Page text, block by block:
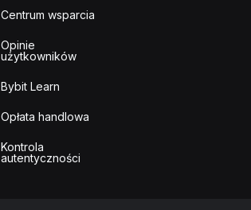
Centrum wsparcia
Opinie
użytkowników
Bybit Learn
Opłata handlowa
Kontrola
autentyczności